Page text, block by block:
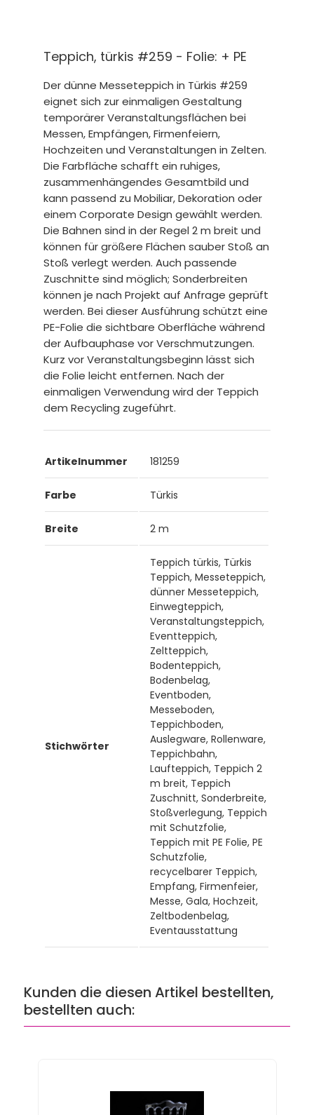
Teppich, türkis #259 - Folie: + PE
Der dünne Messeteppich in Türkis #259
eignet sich zur einmaligen Gestaltung
temporärer Veranstaltungsflächen bei
Messen, Empfängen, Firmenfeiern,
Hochzeiten und Veranstaltungen in Zelten.
Die Farbfläche schafft ein ruhiges,
zusammenhängendes Gesamtbild und
kann passend zu Mobiliar, Dekoration oder
einem Corporate Design gewählt werden.
Die Bahnen sind in der Regel 2 m breit und
können für größere Flächen sauber Stoß an
Stoß verlegt werden. Auch passende
Zuschnitte sind möglich; Sonderbreiten
können je nach Projekt auf Anfrage geprüft
werden. Bei dieser Ausführung schützt eine
PE-Folie die sichtbare Oberfläche während
der Aufbauphase vor Verschmutzungen.
Kurz vor Veranstaltungsbeginn lässt sich
die Folie leicht entfernen. Nach der
einmaligen Verwendung wird der Teppich
dem Recycling zugeführt.
Artikelnummer 181259
Farbe Türkis
Breite 2 m
Stichwörter
Teppich türkis, Türkis
Teppich, Messeteppich,
dünner Messeteppich,
Einwegteppich,
Veranstaltungsteppich,
Eventteppich,
Zeltteppich,
Bodenteppich,
Bodenbelag,
Eventboden,
Messeboden,
Teppichboden,
Auslegware, Rollenware,
Teppichbahn,
Laufteppich, Teppich 2
m breit, Teppich
Zuschnitt, Sonderbreite,
Stoßverlegung, Teppich
mit Schutzfolie,
Teppich mit PE Folie, PE
Schutzfolie,
recycelbarer Teppich,
Empfang, Firmenfeier,
Messe, Gala, Hochzeit,
Zeltbodenbelag,
Eventausstattung
Kunden die diesen Artikel bestellten,
bestellten auch: